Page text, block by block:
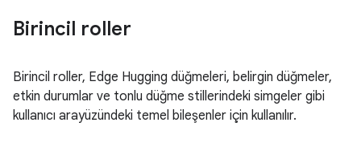
Birincil roller
Birincil roller, Edge Hugging düğmeleri, belirgin düğmeler,
etkin durumlar ve tonlu düğme stillerindeki simgeler gibi
kullanıcı arayüzündeki temel bileşenler için kullanılır.